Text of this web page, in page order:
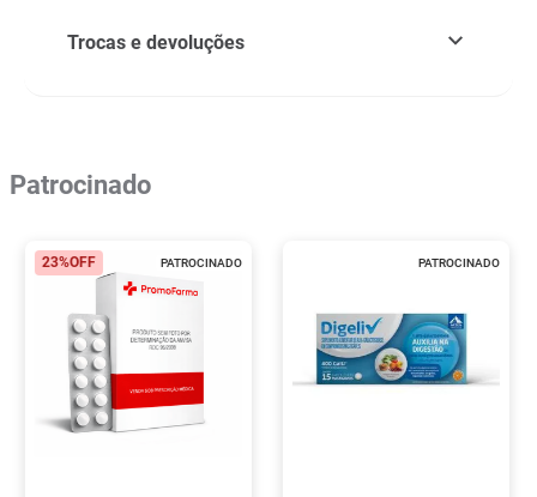
Trocas e devoluções
Patrocinado
PATROCINADO
23%OFF PATROCINADO